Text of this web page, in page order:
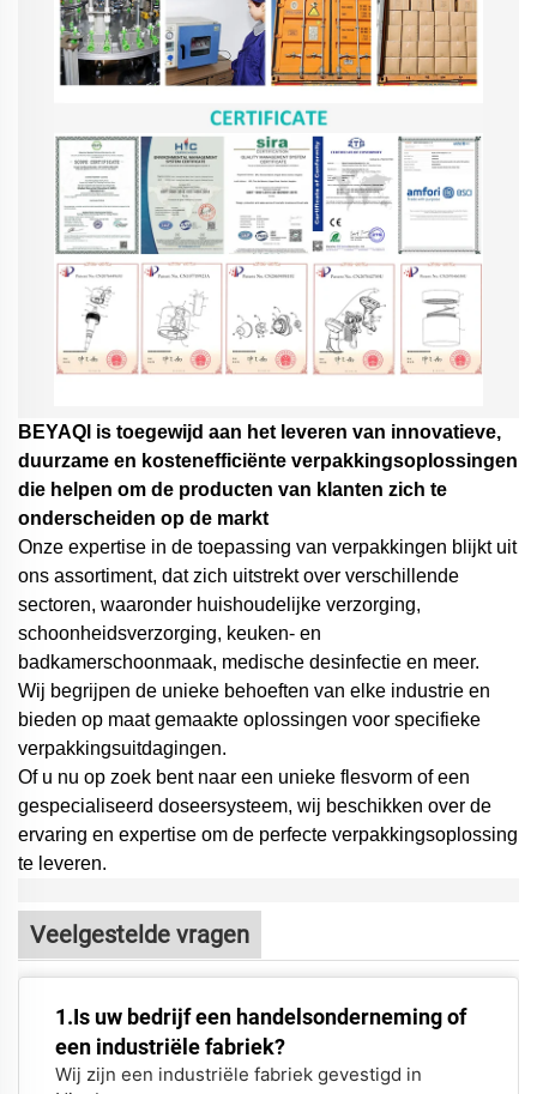
BEYAQl is toegewijd aan het leveren van innovatieve,
duurzame en kostenefficiënte verpakkingsoplossingen
die helpen om de producten van klanten zich te
onderscheiden op de markt
Onze expertise in de toepassing van verpakkingen blijkt uit
ons assortiment, dat zich uitstrekt over verschillende
sectoren, waaronder huishoudelijke verzorging,
schoonheidsverzorging, keuken- en
badkamerschoonmaak, medische desinfectie en meer.
Wij begrijpen de unieke behoeften van elke industrie en
bieden op maat gemaakte oplossingen voor specifieke
verpakkingsuitdagingen.
Of u nu op zoek bent naar een unieke flesvorm of een
gespecialiseerd doseersysteem, wij beschikken over de
ervaring en expertise om de perfecte verpakkingsoplossing
te leveren.
Veelgestelde vragen
1.Is uw bedrijf een handelsonderneming of
een industriële fabriek?
Wij zijn een industriële fabriek gevestigd in